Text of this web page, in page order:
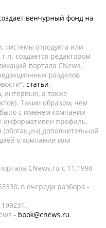
венчурный фонд на
(продукта или
создается редактором
портала CNews.
разделов
статьи,
интервью, а также
Таким образом, чем
с именем компании
информативен профиль.
дополнительной
о компании или
CNews.ru c 11.1998
в очереди разбора -
- book@cnews.ru